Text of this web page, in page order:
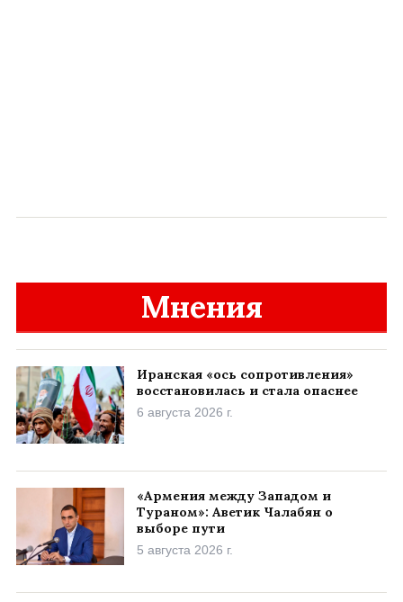
Мнения
Иранская «ось сопротивления»
восстановилась и стала опаснее
6 августа 2026 г.
«Армения между Западом и
Тураном»: Аветик Чалабян о
выборе пути
5 августа 2026 г.